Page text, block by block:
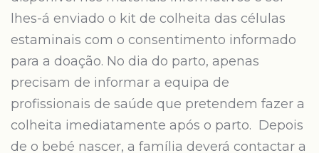
lhes-á enviado o kit de colheita das células
estaminais com o consentimento informado
para a doação. No dia do parto, apenas
precisam de informar a equipa de
profissionais de saúde que pretendem fazer a
colheita imediatamente após o parto. Depois
de o bebé nascer, a família deverá contactar a